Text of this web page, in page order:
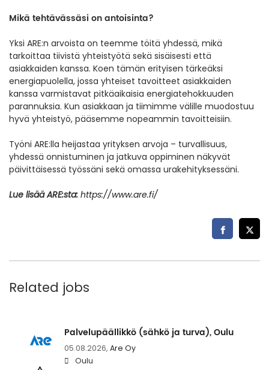
Mikä tehtävässäsi on antoisinta?
Yksi ARE:n arvoista on teemme töitä yhdessä, mikä
tarkoittaa tiivistä yhteistyötä sekä sisäisesti että
asiakkaiden kanssa. Koen tämän erityisen tärkeäksi
energiapuolella, jossa yhteiset tavoitteet asiakkaiden
kanssa varmistavat pitkäaikaisia energiatehokkuuden
parannuksia. Kun asiakkaan ja tiimimme välille muodostuu
hyvä yhteistyö, pääsemme nopeammin tavoitteisiin.
Työni ARE:lla heijastaa yrityksen arvoja – turvallisuus,
yhdessä onnistuminen ja jatkuva oppiminen näkyvät
päivittäisessä työssäni sekä omassa urakehityksessäni.
Lue lisää ARE:sta: https://www.are.fi/
Related jobs
Palvelupäällikkö (sähkö ja turva), Oulu
05.08.2026, Are Oy
Oulu